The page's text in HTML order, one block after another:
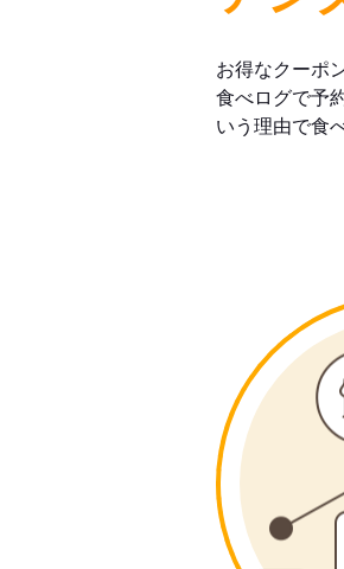
お得なクーポ
食べログで予
いう理由で食